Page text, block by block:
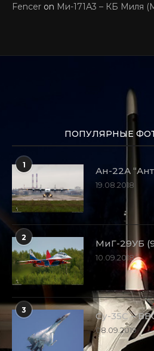
Fencer on Ми-171А3 – КБ Миля
ПОПУЛЯРНЫЕ
1
Ан-22А
19.08.2018
2
МиГ-29УБ
10.09.2018
3
Су-35С –
08.09.2019